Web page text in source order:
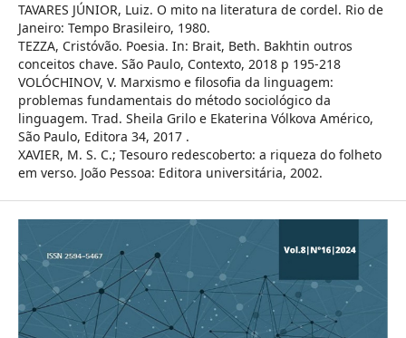
TAVARES JÚNIOR, Luiz. O mito na literatura de cordel. Rio de
Janeiro: Tempo Brasileiro, 1980.
TEZZA, Cristóvão. Poesia. In: Brait, Beth. Bakhtin outros
conceitos chave. São Paulo, Contexto, 2018 p 195-218
VOLÓCHINOV, V. Marxismo e filosofia da linguagem:
problemas fundamentais do método sociológico da
linguagem. Trad. Sheila Grilo e Ekaterina Vólkova Américo,
São Paulo, Editora 34, 2017 .
XAVIER, M. S. C.; Tesouro redescoberto: a riqueza do folheto
em verso. João Pessoa: Editora universitária, 2002.